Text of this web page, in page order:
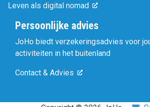
Leven als digital nomad
Persoonlijke advies
JoHo biedt verzekeringsadvies voor
activiteiten in het buitenland
Contact & Advies